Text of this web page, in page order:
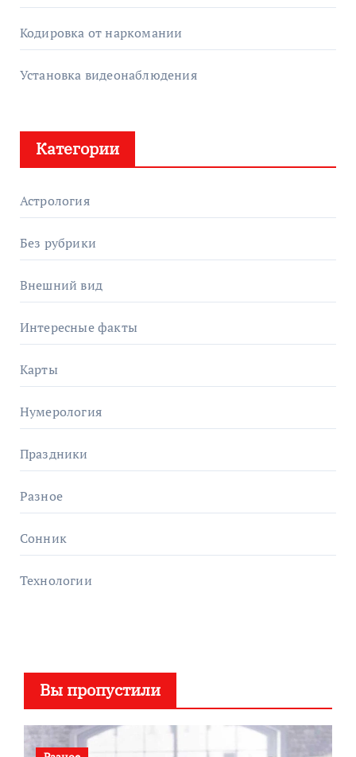
Кодировка от наркомании
Установка видеонаблюдения
Категории
Астрология
Без рубрики
Внешний вид
Интересные факты
Карты
Нумерология
Праздники
Разное
Сонник
Технологии
Вы пропустили